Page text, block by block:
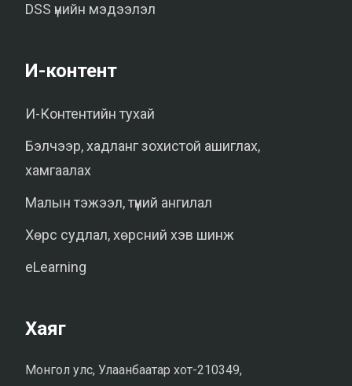
DSS үнийн мэдээлэл
И-контент
И-Контентийн тухай
Бэлчээр, хадланг зохистой ашиглах,
хамгаалах
Малын тэжээл, түүний ангилал
Хөрс судлал, хөрсний хэв шинж
eLearning
Хаяг
Монгол улс, Улаанбаатар хот-210349,